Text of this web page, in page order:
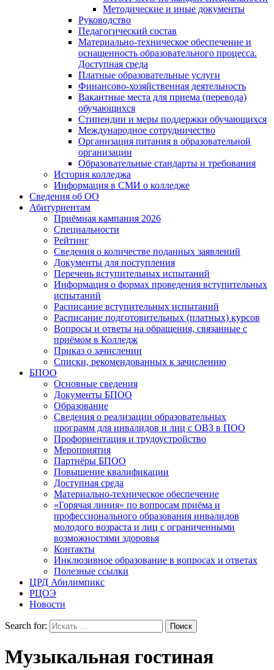
Методические и иные документы
Руководство
Педагогический состав
Материально-техническое обеспечение и
оснащенность образовательного процесса.
Доступная среда
Платные образовательные услуги
Финансово-хозяйственная деятельность
Вакантные места для приема (перевода)
обучающихся
Стипендии и меры поддержки обучающихся
Международное сотрудничество
Организация питания в образовательной
организации
Образовательные стандарты и требования
История колледжа
Информация в СМИ о колледже
Сведения об ОО
Абитуриентам
Приёмная кампания 2026
Специальности
Рейтинг
Сведения о количестве поданных заявлений
Документы для поступления
Перечень вступительных испытаний
Информация о формах проведения вступительных
испытаний
Расписание вступительных испытаний
Расписание подготовительных (платных) курсов
Вопросы и ответы на обращения, связанные с
приёмом в Колледж
Приказ о зачислении
Списки, рекомендованных к зачислению
БПОО
Основные сведения
Документы БПОО
Образование
Сведения о реализации образовательных
программ для инвалидов и лиц с ОВЗ в ПОО
Профориентация и трудоустройство
Мероприятия
Партнёры БПОО
Повышение квалификации
Доступная среда
Материально-техническое обеспечение
«Горячая линия» по вопросам приёма и
профессионального образования инвалидов
молодого возраста и лиц с ограниченными
возможностями здоровья
Контакты
Инклюзивное образование в вопросах и ответах
Полезные ссылки
ЦРД Абилимпикс
РЦОЭ
Новости
Search for:
Музыкальная гостиная